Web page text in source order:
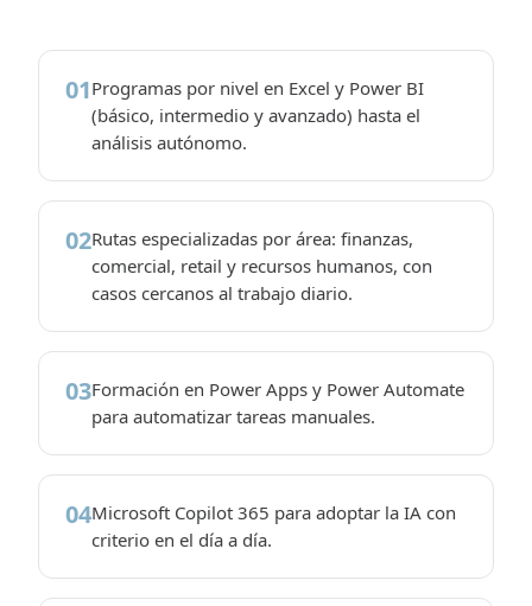
01Programas por nivel en Excel y Power BI
(básico, intermedio y avanzado) hasta el
análisis autónomo.
02Rutas especializadas por área: finanzas,
comercial, retail y recursos humanos, con
casos cercanos al trabajo diario.
03Formación en Power Apps y Power Automate
para automatizar tareas manuales.
04Microsoft Copilot 365 para adoptar la IA con
criterio en el día a día.